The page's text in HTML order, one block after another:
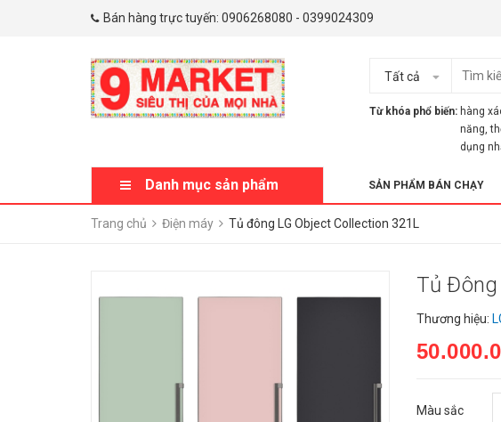
Bán hàng trực tuyến: 0906268080 - 0399024309
Tất cả
Từ khóa phổ biến: hàng
năng,
dụng
Danh mục sản phẩm SẢN PHẨM BÁN CHẠY
Trang chủ Điện máy Tủ đông LG Object Collection 321L
Tủ Đông
Thương hiệu:
Màu sắc